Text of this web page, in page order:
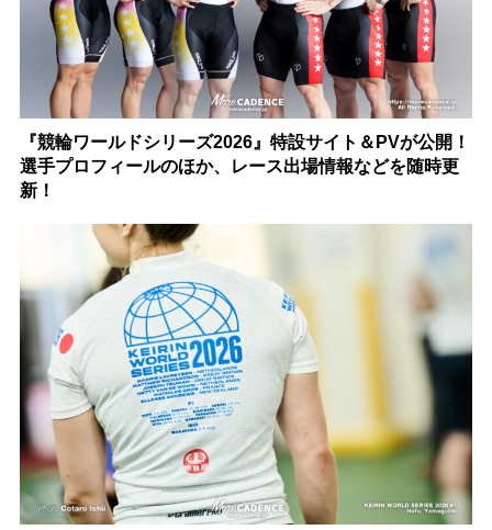
『競輪ワールドシリーズ2026』特設サイト＆PVが公開！
選手プロフィールのほか、レース出場情報などを随時更
新！